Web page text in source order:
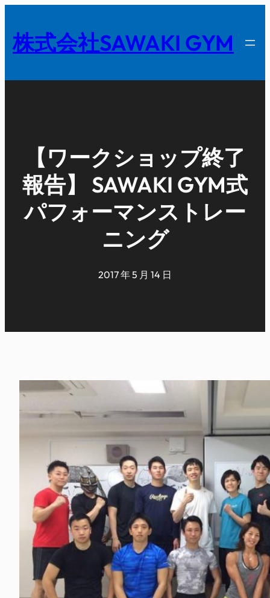
を
キ
株式会社SAWAKI GYM
【ワークショップ終了
報告】 SAWAKI GYM式
パフォーマンストレー
ニング
2017 年 5 月 14 日